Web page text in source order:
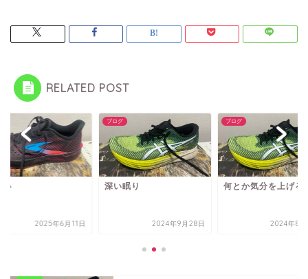
RELATED POST
い
2025年6月11日
ブログ
深い眠り
2024年9月28日
ブログ
何とか気分を上げる
2024年8